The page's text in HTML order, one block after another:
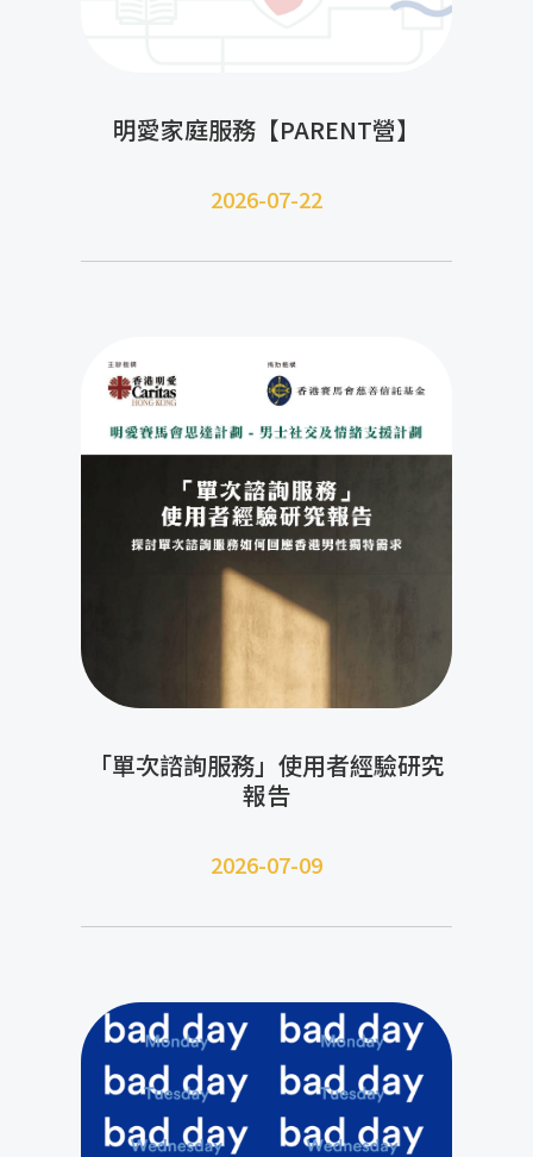
明愛家庭服務【PARENT營】
2026-07-22
「單次諮詢服務」使用者經驗研究
報告
2026-07-09